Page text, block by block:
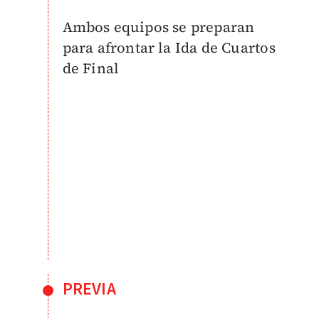
Ambos equipos se preparan
para afrontar la Ida de Cuartos
de Final
PREVIA